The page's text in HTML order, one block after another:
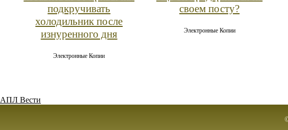
подкручивать
холодильник после
изнуренного дня
Электронные Копии
своем посту?
Электронные Копии
АПЛ Вести